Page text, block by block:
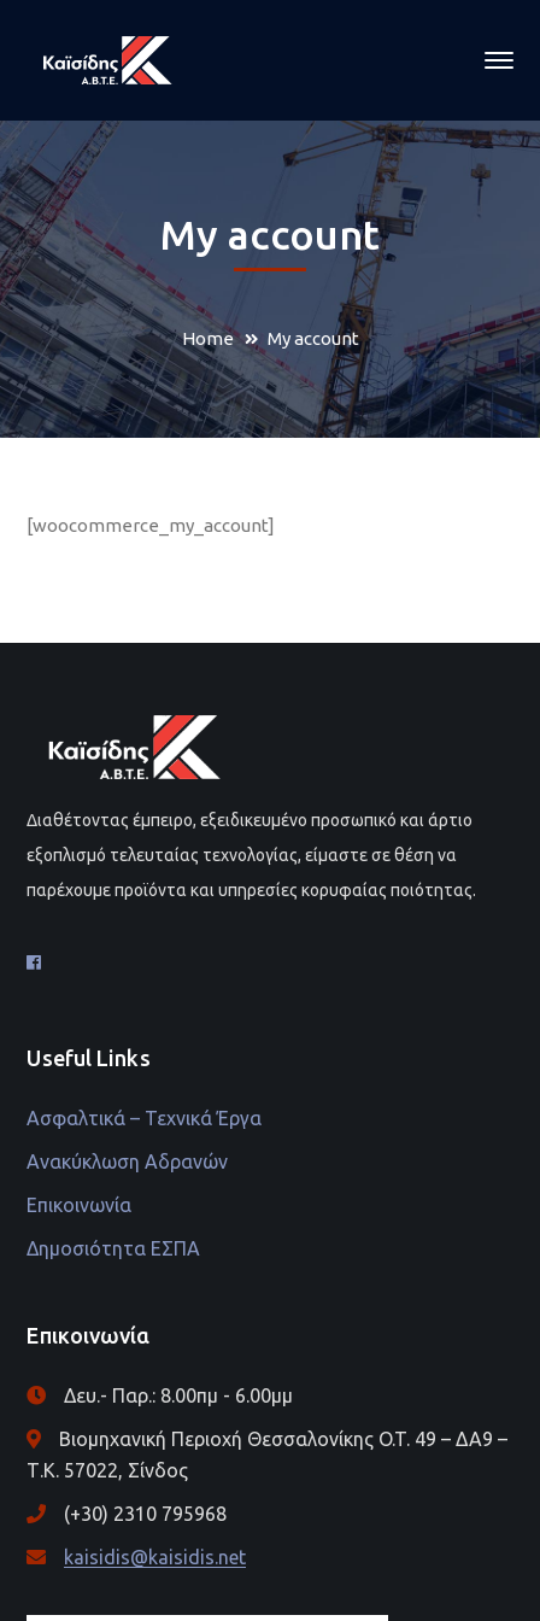
My account
Home My account
[woocommerce_my_account]
Διαθέτοντας έμπειρο, εξειδικευμένο προσωπικό και άρτιο
εξοπλισμό τελευταίας τεχνολογίας, είμαστε σε θέση να
παρέχουμε προϊόντα και υπηρεσίες κορυφαίας ποιότητας.
Useful Links
Ασφαλτικά – Τεχνικά Έργα
Ανακύκλωση Αδρανών
Επικοινωνία
Δημοσιότητα ΕΣΠΑ
Επικοινωνία
Δευ.- Παρ.: 8.00πμ - 6.00μμ
Βιομηχανική Περιοχή Θεσσαλονίκης O.T. 49 – ΔΑ9 –
Τ.Κ. 57022, Σίνδος
(+30) 2310 795968
kaisidis@kaisidis.net